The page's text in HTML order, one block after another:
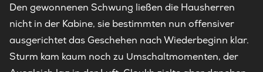
Den gewonnenen Schwung ließen die Hausherren
nicht in der Kabine, sie bestimmten nun offensiver
ausgerichtet das Geschehen nach Wiederbeginn klar.
Sturm kam kaum noch zu Umschaltmomenten, der